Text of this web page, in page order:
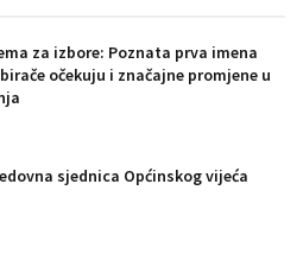
za izbore: Poznata prva imena
očekuju i značajne promjene u
sjednica Općinskog vijeća